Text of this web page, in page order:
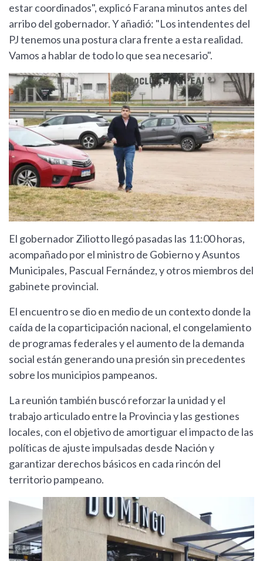
estar coordinados", explicó Farana minutos antes del
arribo del gobernador. Y añadió: "Los intendentes del
PJ tenemos una postura clara frente a esta realidad.
Vamos a hablar de todo lo que sea necesario".
El gobernador Ziliotto llegó pasadas las 11:00 horas,
acompañado por el ministro de Gobierno y Asuntos
Municipales, Pascual Fernández, y otros miembros del
gabinete provincial.
El encuentro se dio en medio de un contexto donde la
caída de la coparticipación nacional, el congelamiento
de programas federales y el aumento de la demanda
social están generando una presión sin precedentes
sobre los municipios pampeanos.
La reunión también buscó reforzar la unidad y el
trabajo articulado entre la Provincia y las gestiones
locales, con el objetivo de amortiguar el impacto de las
políticas de ajuste impulsadas desde Nación y
garantizar derechos básicos en cada rincón del
territorio pampeano.